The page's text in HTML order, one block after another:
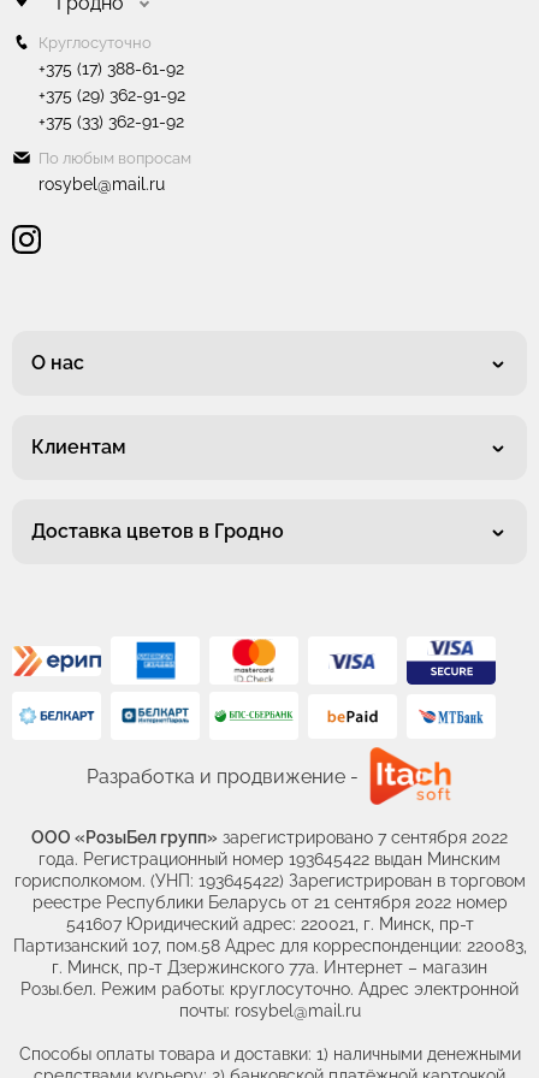
Круглосуточно
+375 (17) 388-61-92
+375 (29) 362-91-92
+375 (33) 362-91-92
По любым вопросам
rosybel@mail.ru
О нас
Клиентам
Доставка цветов в Гродно
Разработка и продвижение -
ООО «РозыБел групп» зарегистрировано 7 сентября 2022
года. Регистрационный номер 193645422 выдан Минским
горисполкомом. (УНП: 193645422) Зарегистрирован в торговом
реестре Республики Беларусь от 21 сентября 2022 номер
541607 Юридический адрес: 220021, г. Минск, пр-т
Партизанский 107, пом.58 Адрес для корреспонденции: 220083,
г. Минск, пр-т Дзержинского 77а. Интернет – магазин
Розы.бел. Режим работы: круглосуточно. Адрес электронной
почты: rosybel@mail.ru
Способы оплаты товара и доставки: 1) наличными денежными